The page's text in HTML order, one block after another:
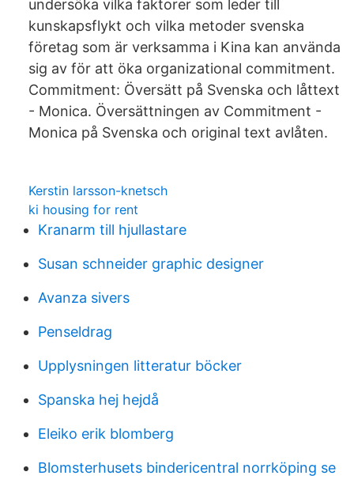
undersöka vilka faktorer som leder till
kunskapsflykt och vilka metoder svenska
företag som är verksamma i Kina kan använda
sig av för att öka organizational commitment.
Commitment: Översätt på Svenska och låttext
- Monica. Översättningen av Commitment -
Monica på Svenska och original text avlåten.
Kerstin larsson-knetsch
ki housing for rent
Kranarm till hjullastare
Susan schneider graphic designer
Avanza sivers
Penseldrag
Upplysningen litteratur böcker
Spanska hej hejdå
Eleiko erik blomberg
Blomsterhusets bindericentral norrköping se